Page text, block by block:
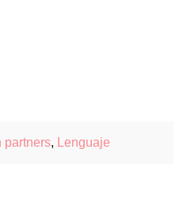
partners, Lenguaje